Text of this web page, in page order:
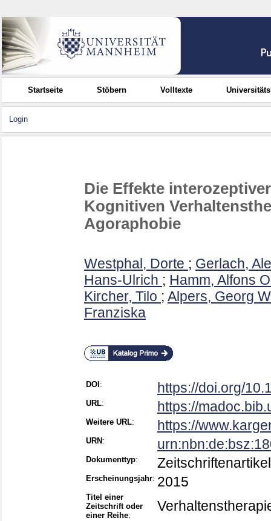
Startseite Stöbern Volltexte
Login
Die Effekte
Kognitiven
Agoraphobie
Westphal, Dorte ; Gerlach,
Hans-Ulrich ; Hamm, Alfons
Kircher, Tilo ; Alpers, Georg
Franziska
DOI : https://doi.org/
URL: https://
Weitere URL: https://
URN :
Dokumenttyp: Zeitschriftenartikel
Erscheinungsjahr: 2015
Titel einer
Zeitschrift oder
einer Reihe: